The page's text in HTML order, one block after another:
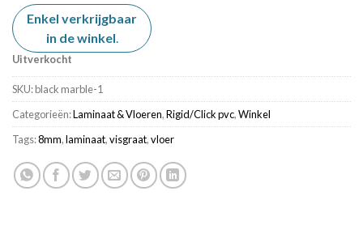
Enkel verkrijgbaar
in de winkel.
Uitverkocht
SKU:black marble-1
Categorieën:Laminaat & Vloeren,Rigid/Click pvc,Winkel
Tags:8mm,laminaat,visgraat,vloer